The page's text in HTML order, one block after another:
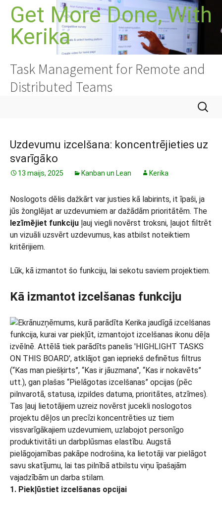
Doties
saturu
Get More Done, With
Kerika
Task Management for Remote and
Distributed Teams
Meklēt:
Uzdevumu izcelšana: koncentrējieties uz
svarīgāko
13 maijs, 2025 Kanban un Lean Kerika
Noslogots dēlis dažkārt var justies kā labirints, it īpaši, ja
jūs žonglējat ar uzdevumiem ar dažādām prioritātēm. The
Iezīmējiet funkciju ļauj viegli novērst troksni, ļaujot filtrēt
un vizuāli uzsvērt uzdevumus, kas atbilst noteiktiem
kritērijiem.
Lūk, kā izmantot šo funkciju, lai sekotu saviem projektiem.
Kā izmantot izcelšanas funkciju
1. Piekļūstiet izcelšanas opcijai